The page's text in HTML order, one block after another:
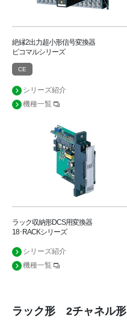
絶縁2出力超小形信号変換器
ピコマルシリーズ
CE
シリーズ紹介
機種一覧
ラック収納形DCS用変換器
18･RACKシリーズ
シリーズ紹介
機種一覧
ラック形 2チャネル形